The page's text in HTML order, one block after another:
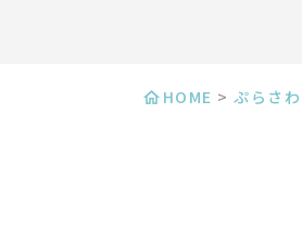
HOME > ぷらさわ